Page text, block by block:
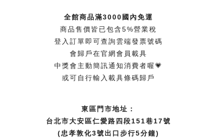
全館商品滿3000國內免運
商品售價皆已包含5%營業稅
登入訂單即可查詢雲端發票號碼
會歸戶在官網會員載具
中獎會主動簡訊通知消費者喔💗
或可自行輸入載具條碼歸戶
東區門市地址：
台北市大安區仁愛路四段151巷17號
(忠孝敦化3號出口步行5分鐘)